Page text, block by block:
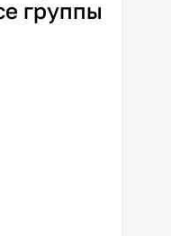
группы